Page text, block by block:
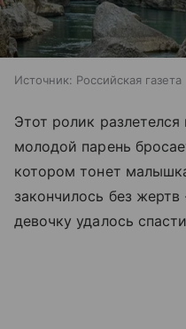
Источник: Российская газета
Этот ролик
молодой парень
котором тонет
закончилось без
девочку удалось